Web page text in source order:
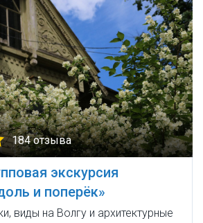
184 отзыва
экскурсия
и поперёк»
виды на Волгу и архитектурные